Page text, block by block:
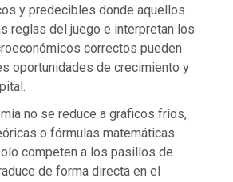
y predecibles donde aquellos
reglas del juego e interpretan los
correctos pueden
oportunidades de crecimiento y
no se reduce a gráficos fríos,
o fórmulas matemáticas
competen a los pasillos de
de forma directa en el